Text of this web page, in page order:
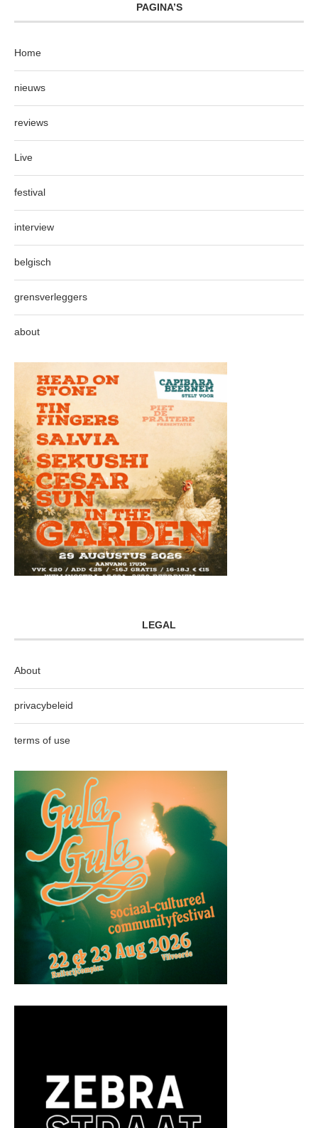
PAGINA’S
Home
nieuws
reviews
Live
festival
interview
belgisch
grensverleggers
about
LEGAL
About
privacybeleid
terms of use